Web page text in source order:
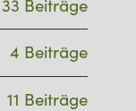
33 Beiträge
4 Beiträge
11 Beiträge